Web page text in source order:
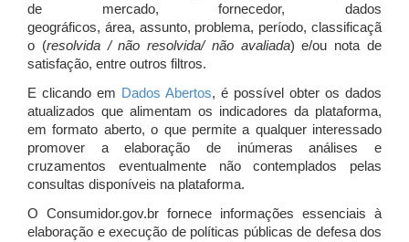
de mercado, fornecedor, dados
geográficos, área, assunto, problema, período, classificaçã
o (resolvida / não resolvida/ não avaliada) e/ou nota de
satisfação, entre outros filtros.
E clicando em Dados Abertos, é possível obter os dados
atualizados que alimentam os indicadores da plataforma,
em formato aberto, o que permite a qualquer interessado
promover a elaboração de inúmeras análises e
cruzamentos eventualmente não contemplados pelas
consultas disponíveis na plataforma.
O Consumidor.gov.br fornece informações essenciais à
elaboração e execução de políticas públicas de defesa dos